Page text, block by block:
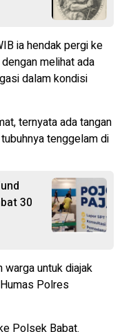
ia hendak pergi ke
melihat ada
dalam kondisi
ternyata ada tangan
tenggelam di
30
warga untuk diajak
Polres
Polsek Babat.